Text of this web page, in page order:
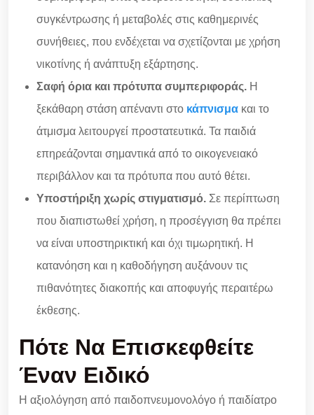
συγκέντρωσης ή μεταβολές στις καθημερινές
συνήθειες, που ενδέχεται να σχετίζονται με χρήση
νικοτίνης ή ανάπτυξη εξάρτησης.
Σαφή όρια και πρότυπα συμπεριφοράς. Η
ξεκάθαρη στάση απέναντι στο κάπνισμα και το
άτμισμα λειτουργεί προστατευτικά. Τα παιδιά
επηρεάζονται σημαντικά από το οικογενειακό
περιβάλλον και τα πρότυπα που αυτό θέτει.
Υποστήριξη χωρίς στιγματισμό. Σε περίπτωση
που διαπιστωθεί χρήση, η προσέγγιση θα πρέπει
να είναι υποστηρικτική και όχι τιμωρητική. Η
κατανόηση και η καθοδήγηση αυξάνουν τις
πιθανότητες διακοπής και αποφυγής περαιτέρω
έκθεσης.
Πότε Να Επισκεφθείτε
Έναν Ειδικό
Η αξιολόγηση από παιδοπνευμονολόγο ή παιδίατρο